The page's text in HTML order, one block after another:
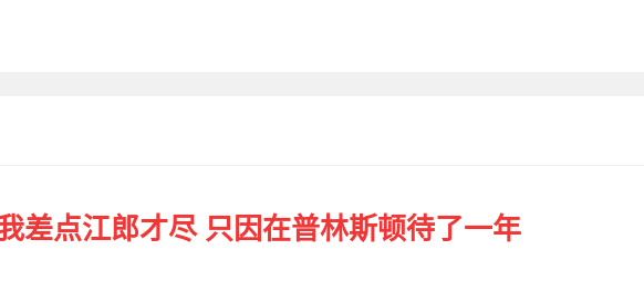
差点江郎才尽 只因在普林斯顿待了一年